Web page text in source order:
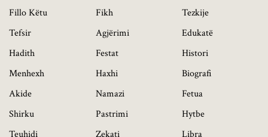
Fillo Këtu
Tefsir
Hadith
Menhexh
Akide
Shirku
Teuhidi
Fikh
Agjërimi
Festat
Haxhi
Namazi
Pastrimi
Zekati
Tezkije
Edukatë
Histori
Biografi
Fetua
Hytbe
Libra